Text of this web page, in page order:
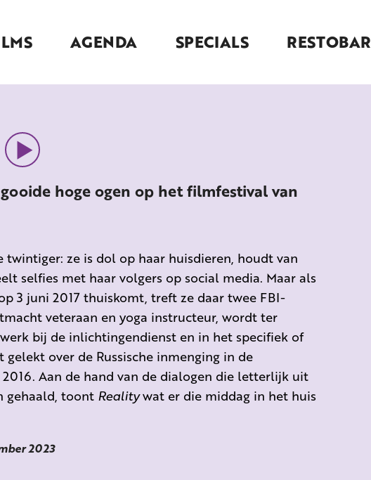
AGENDA SPECIALS RESTOBAR
hoge ogen op het filmfestival van
twintiger: ze is dol op haar huisdieren, houdt van
selfies met haar volgers op social media. Maar als
3 juni 2017 thuiskomt, treft ze daar twee FBI-
veteraan en yoga instructeur, wordt ter
bij de inlichtingendienst en in het specifiek of
over de Russische inmenging in de
Aan de hand van de dialogen die letterlijk uit
gehaald, toont Realitywat er die middag in het huis
2023